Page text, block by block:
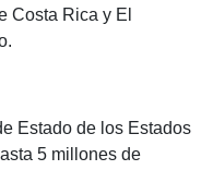
Costa Rica y El
Estado de los Estados
5 millones de